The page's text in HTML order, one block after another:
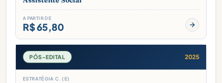
A PARTIR DE
R$ 65,80
PÓS-EDITAL 2025
ESTRATÉGIA C. (E)